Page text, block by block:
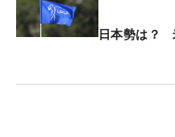
日本勢は？